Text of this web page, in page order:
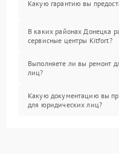
Какую гарантию вы
В каких районах Донецка
сервисные центры Kitfort?
Выполняете ли вы ремонт
лиц?
Какую документацию вы
для юридических лиц?